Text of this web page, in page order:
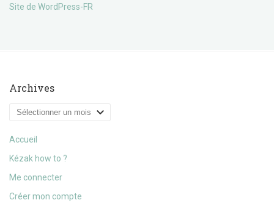
Site de WordPress-FR
Archives
Archives
Accueil
Kézak how to ?
Me connecter
Créer mon compte